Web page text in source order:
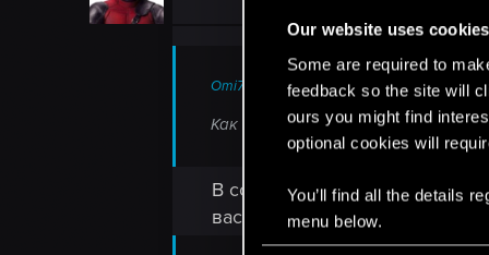
Our website uses cookies
Some are required to
feedback so the site will
ours you might find
optional cookies will
You’ll find all the details
menu below.
Omi7 said:
Как мне теперь обновиться до готи?
В состав GOTY входят Сама
вас то что вы хотели.